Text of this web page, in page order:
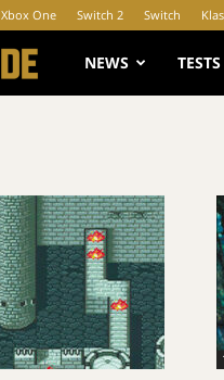
Xbox One Switch 2 Switch
MANIAC.de
NEWS TESTS